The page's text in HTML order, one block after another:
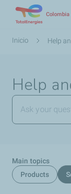
Colombia
Ruta
Inicio Help
Help
Main topics
Products